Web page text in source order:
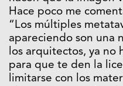
Hace poco me
“Los múltiples
apareciendo son una
los arquitectos, ya no
para que te den la
limitarse con los